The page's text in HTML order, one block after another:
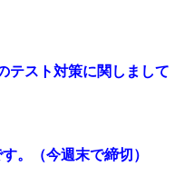
テスト対策に関しまして
。（今週末で締切）